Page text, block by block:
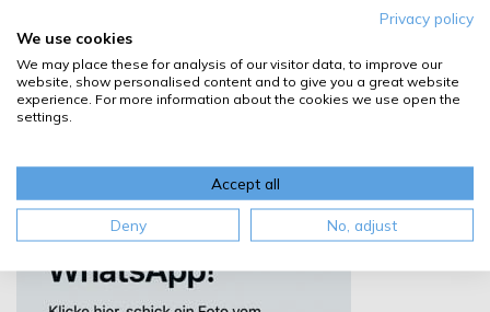
Privacy policy
We use cookies
We may place these for analysis of our visitor data, to improve our
website, show personalised content and to give you a great website
experience. For more information about the cookies we use open the
settings.
Accept all
Deny No, adjust